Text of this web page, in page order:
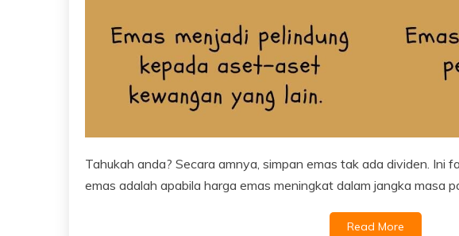
Tahukah anda? Secara amnya, simpan emas tak ada dividen. Ini
emas adalah apabila harga emas meningkat dalam jangka masa
Read More